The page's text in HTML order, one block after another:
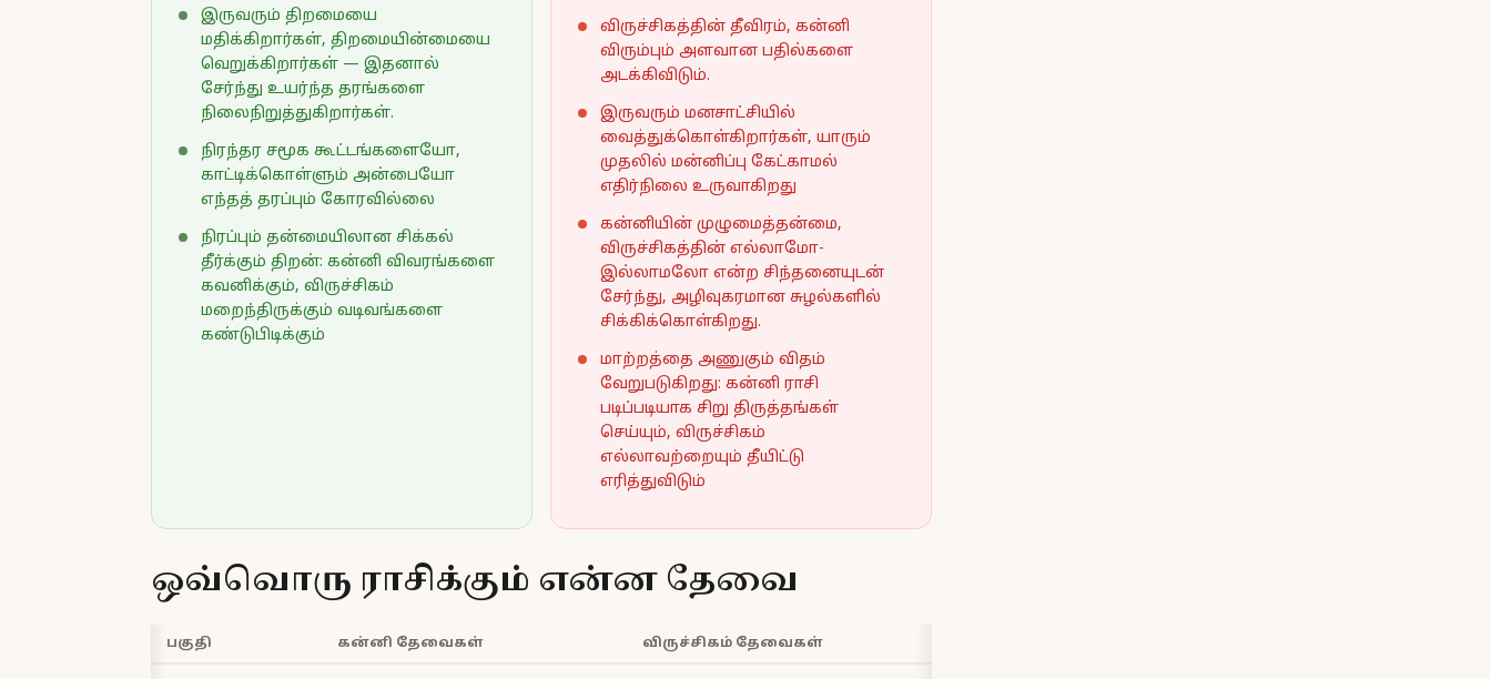
இருவரும் திறமையை
மதிக்கிறார்கள், திறமையின்மையை
வெறுக்கிறார்கள் — இதனால்
சேர்ந்து உயர்ந்த தரங்களை
நிலைநிறுத்துகிறார்கள்.
நிரந்தர சமூக கூட்டங்களையோ,
காட்டிக்கொள்ளும் அன்பையோ
எந்தத் தரப்பும் கோரவில்லை
நிரப்பும் தன்மையிலான சிக்கல்
தீர்க்கும் திறன்: கன்னி விவரங்களை
கவனிக்கும், விருச்சிகம்
மறைந்திருக்கும் வடிவங்களை
கண்டுபிடிக்கும்
விருச்சிகத்தின் தீவிரம், கன்னி
விரும்பும் அளவான பதில்களை
அடக்கிவிடும்.
இருவரும் மனசாட்சியில்
வைத்துக்கொள்கிறார்கள், யாரும்
முதலில் மன்னிப்பு கேட்காமல்
எதிர்நிலை உருவாகிறது
கன்னியின் முழுமைத்தன்மை,
விருச்சிகத்தின் எல்லாமோ-
இல்லாமலோ என்ற சிந்தனையுடன்
சேர்ந்து, அழிவுகரமான சுழல்களில்
சிக்கிக்கொள்கிறது.
மாற்றத்தை அணுகும் விதம்
வேறுபடுகிறது: கன்னி ராசி
படிப்படியாக சிறு திருத்தங்கள்
செய்யும், விருச்சிகம்
எல்லாவற்றையும் தீயிட்டு
எரித்துவிடும்
ஒவ்வொரு ராசிக்கும் என்ன தேவை
பகுதி கன்னி தேவைகள் விருச்சிகம் தேவைகள்